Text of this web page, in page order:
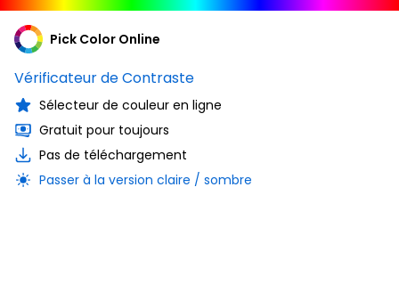
Pick Color Online
Vérificateur de Contraste
Sélecteur de couleur en ligne
Gratuit pour toujours
Pas de téléchargement
Passer à la version claire / sombre